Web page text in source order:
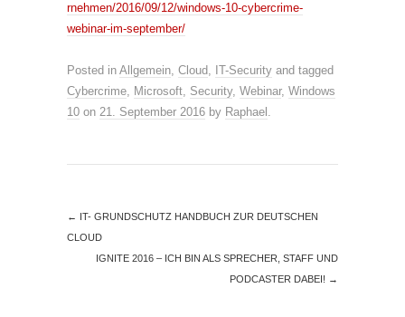
rnehmen/2016/09/12/windows-10-cybercrime-
webinar-im-september/
Posted in Allgemein, Cloud, IT-Security and tagged
Cybercrime, Microsoft, Security, Webinar, Windows
10 on 21. September 2016 by Raphael .
← IT- GRUNDSCHUTZ HANDBUCH ZUR DEUTSCHEN
CLOUD
IGNITE 2016 – ICH BIN ALS SPRECHER, STAFF UND
PODCASTER DABEI! →